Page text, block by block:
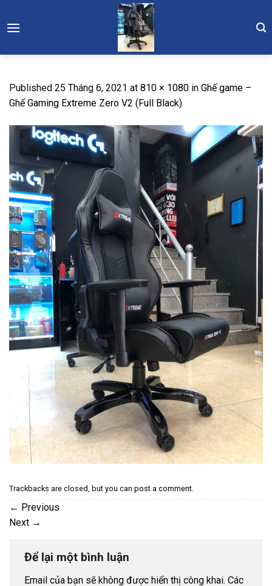
to
Published 25 Tháng 6, 2021 at 810 × 1080 in Ghế game –
Ghế Gaming Extreme Zero V2 (Full Black)
Trackbacks are closed, but you can post a comment
← Previous
Next →
Để lại một bình luận
Email của bạn sẽ không được hiển thị công khai. Các